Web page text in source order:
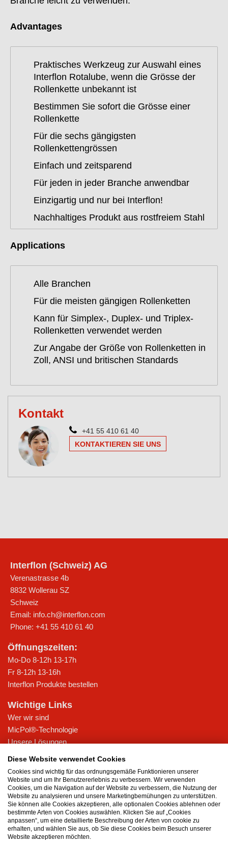
Advantages
Praktisches Werkzeug zur Auswahl eines
Interflon Rotalube, wenn die Grösse der
Rollenkette unbekannt ist
Bestimmen Sie sofort die Grösse einer
Rollenkette
Für die sechs gängigsten
Rollenkettengrössen
Einfach und zeitsparend
Für jeden in jeder Branche anwendbar
Einzigartig und nur bei Interflon!
Nachhaltiges Produkt aus rostfreiem Stahl
Applications
Alle Branchen
Für die meisten gängigen Rollenketten
Kann für Simplex-, Duplex- und Triplex-
Rollenketten verwendet werden
Zur Angabe der Größe von Rollenketten in
Zoll, ANSI und britischen Standards
Kontakt
+41 55 410 61 40
KONTAKTIEREN SIE UNS
Interflon (Schweiz) AG
Verenastrasse 4b
8832 Wollerau SZ
Schweiz
Email: info.ch@interflon.com
Phone: +41 55 410 61 40
Öffnungszeiten:
Mo-Do 8-12h 13-17h
Fr 8-12h 13-16h
Interflon Produkte bestellen
Wichtige Links
Wer wir sind
MicPol®-Technologie
Unsere Lösungen
Aktuelles
Kontakt
Nachhaltigkeit @ Interflon
PFAS-freie Schmierstoffe
EcoVadis Gold Rating
Diese Website verwendet Cookies
Cookies sind wichtig für das ordnungsgemäße Funktionieren unserer
Website und um Ihr Benutzererlebnis zu verbessern. Wir verwenden
Cookies, um die Navigation auf der Website zu verbessern, die Nutzung der
Website zu analysieren und unsere Marketingbemühungen zu unterstützen.
Sie können alle Cookies akzeptieren, alle optionalen Cookies ablehnen oder
bestimmte Arten von Cookies auswählen. Klicken Sie auf „Cookies
anpassen“, um eine detaillierte Beschreibung der Arten von cookie zu
erhalten, und wählen Sie aus, ob Sie diese Cookies beim Besuch unserer
Website akzeptieren möchten.